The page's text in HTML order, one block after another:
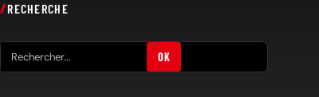
RECHERCHE
e
OK